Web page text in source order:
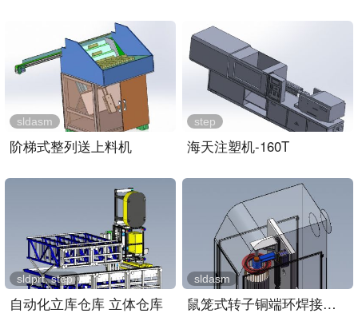
阶梯式整列送上料机
sldasm
海天注塑机-160T
step
自动化立库仓库 立体仓库
sldprt, step
鼠笼式转子铜端环焊接装置..
sldasm